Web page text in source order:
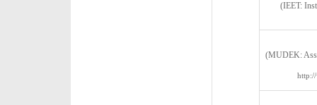
(IEET:
(MUDEK: